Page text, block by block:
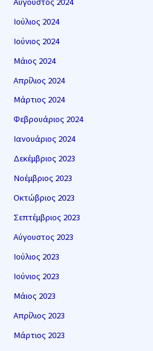
Ιούλιος 2024
Ιούνιος 2024
Μάιος 2024
Απρίλιος 2024
Μάρτιος 2024
Φεβρουάριος 2024
Ιανουάριος 2024
Δεκέμβριος 2023
Νοέμβριος 2023
Οκτώβριος 2023
Σεπτέμβριος 2023
Αύγουστος 2023
Ιούλιος 2023
Ιούνιος 2023
Μάιος 2023
Απρίλιος 2023
Μάρτιος 2023